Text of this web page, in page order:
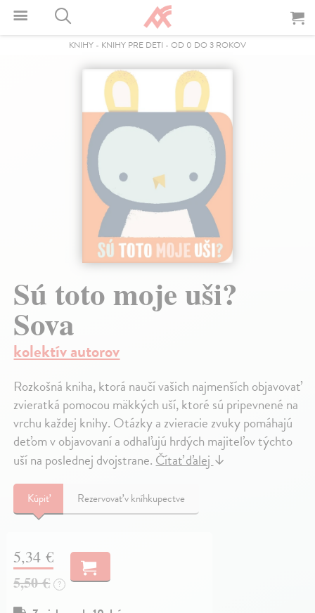
KNIHY - KNIHY PRE DETI - OD 0 DO 3 ROKOV
Sú toto moje uši?
Sova
kolektív autorov
Rozkošná kniha, ktorá naučí vašich najmenších objavovať
zvieratká pomocou mäkkých uší, ktoré sú pripevnené na
vrchu každej knihy. Otázky a zvieracie zvuky pomáhajú
deťom v objavovaní a odhaľujú hrdých majiteľov týchto
uší na poslednej dvojstrane.Čítať ďalej↓
Kúpiť Rezervovať v kníhkupectve
5,34 €
5,50 € ?